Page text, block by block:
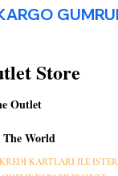
Store
Outlet
World
KARTLARI ILE